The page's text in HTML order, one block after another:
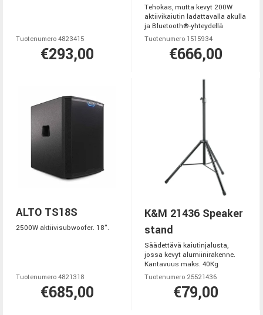
Tuotenumero 4823415
€293,00
Tehokas, mutta kevyt 200W
aktiivikaiutin ladattavalla akulla
ja Bluetooth®-yhteydellä
Tuotenumero 1515934
€666,00
ALTO TS18S
2500W aktiivisubwoofer. 18".
Tuotenumero 4821318
€685,00
K&M 21436 Speaker
stand
Säädettävä kaiutinjalusta,
jossa kevyt alumiinirakenne.
Kantavuus maks. 40Kg
Tuotenumero 25521436
€79,00